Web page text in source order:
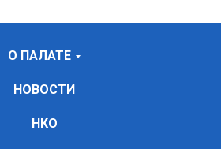
О ПАЛАТЕ
НОВОСТИ
НКО